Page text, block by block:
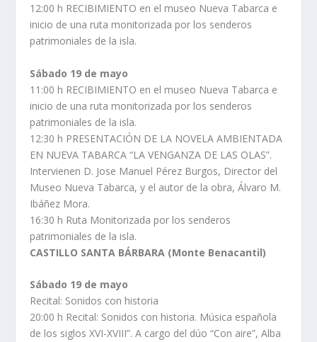
12:00 h RECIBIMIENTO en el museo Nueva Tabarca e
inicio de una ruta monitorizada por los senderos
patrimoniales de la isla.
Sábado 19 de mayo
11:00 h RECIBIMIENTO en el museo Nueva Tabarca e
inicio de una ruta monitorizada por los senderos
patrimoniales de la isla.
12:30 h PRESENTACIÓN DE LA NOVELA AMBIENTADA
EN NUEVA TABARCA “LA VENGANZA DE LAS OLAS”.
Intervienen D. Jose Manuel Pérez Burgos, Director del
Museo Nueva Tabarca, y el autor de la obra, Álvaro M.
Ibáñez Mora.
16:30 h Ruta Monitorizada por los senderos
patrimoniales de la isla.
CASTILLO SANTA BÁRBARA (Monte Benacantil)
Sábado 19 de mayo
Recital: Sonidos con historia
20:00 h Recital: Sonidos con historia. Música española
de los siglos XVI-XVIII”. A cargo del dúo “Con aire”, Alba